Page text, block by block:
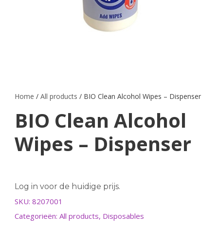
Home / All products / BIO Clean Alcohol Wipes – Dispenser
BIO Clean Alcohol
Wipes – Dispenser
Log in voor de huidige prijs.
SKU: 8207001
Categorieën: All products, Disposables